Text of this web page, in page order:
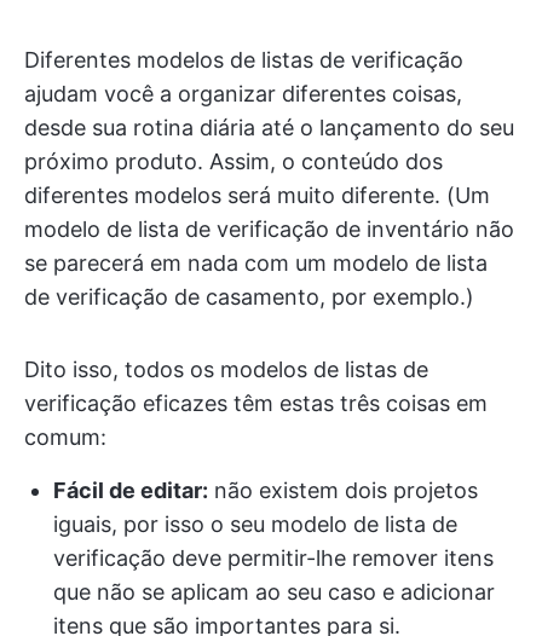
Diferentes modelos de listas de verificação
ajudam você a organizar diferentes coisas,
desde sua rotina diária até o lançamento do seu
próximo produto. Assim, o conteúdo dos
diferentes modelos será muito diferente. (Um
modelo de lista de verificação de inventário não
se parecerá em nada com um modelo de lista
de verificação de casamento, por exemplo.)
Dito isso, todos os modelos de listas de
verificação eficazes têm estas três coisas em
comum:
Fácil de editar: não existem dois projetos
iguais, por isso o seu modelo de lista de
verificação deve permitir-lhe remover itens
que não se aplicam ao seu caso e adicionar
itens que são importantes para si.